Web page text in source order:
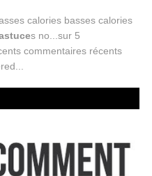
calories basses calories
s no...sur 5
commentaires récents